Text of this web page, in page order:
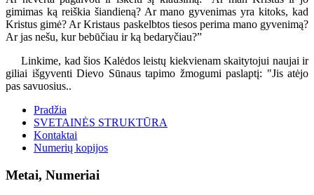
gimimas ką reiškia šiandieną? Ar mano gyvenimas yra kitoks, kad
Kristus gimė? Ar Kristaus paskelbtos tiesos perima mano gyvenimą?
Ar jas nešu, kur bebūčiau ir ką bedaryčiau?”
Linkime, kad šios Kalėdos leistų kiekvienam skaitytojui naujai ir
giliai išgyventi Dievo Sūnaus tapimo žmogumi paslaptį: "Jis atėjo
pas savuosius..
Pradžia
SVETAINĖS STRUKTŪRA
Kontaktai
Numerių kopijos
Metai, Numeriai